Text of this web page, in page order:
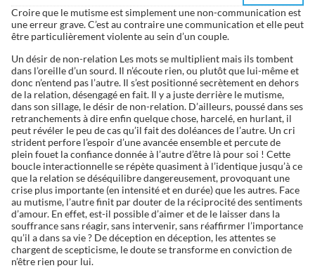
Croire que le mutisme est simplement une non-communication est
une erreur grave. C’est au contraire une communication et elle peut
être particulièrement violente au sein d’un couple.
Un désir de non-relation Les mots se multiplient mais ils tombent
dans l’oreille d’un sourd. Il n’écoute rien, ou plutôt que lui-même et
donc n’entend pas l’autre. Il s’est positionné secrètement en dehors
de la relation, désengagé en fait. Il y a juste derrière le mutisme,
dans son sillage, le désir de non-relation. D’ailleurs, poussé dans ses
retranchements à dire enfin quelque chose, harcelé, en hurlant, il
peut révéler le peu de cas qu’il fait des doléances de l’autre. Un cri
strident perfore l’espoir d’une avancée ensemble et percute de
plein fouet la confiance donnée à l’autre d’être là pour soi ! Cette
boucle interactionnelle se répète quasiment à l’identique jusqu’à ce
que la relation se déséquilibre dangereusement, provoquant une
crise plus importante (en intensité et en durée) que les autres. Face
au mutisme, l’autre finit par douter de la réciprocité des sentiments
d’amour. En effet, est-il possible d’aimer et de le laisser dans la
souffrance sans réagir, sans intervenir, sans réaffirmer l’importance
qu’il a dans sa vie ? De déception en déception, les attentes se
chargent de scepticisme, le doute se transforme en conviction de
n’être rien pour lui.